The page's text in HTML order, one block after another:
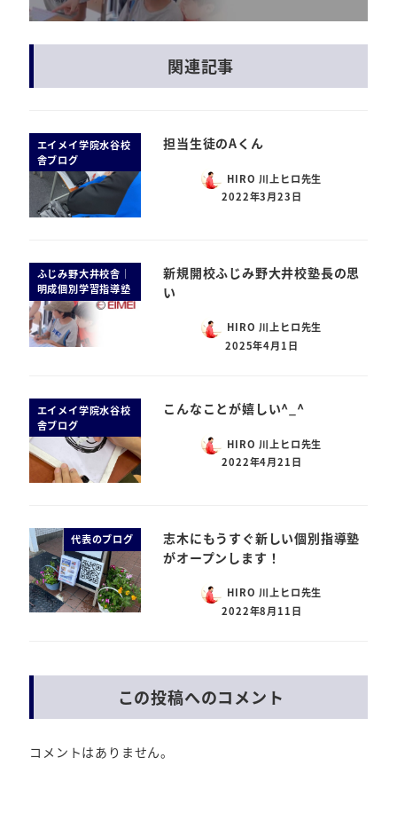
関連記事
エイメイ学院水谷校
舎ブログ
担当生徒のAくん
HIRO 川上ヒロ先生
2022年3月23日
ふじみ野大井校舎｜
明成個別学習指導塾
新規開校ふじみ野大井校塾長の思
い
HIRO 川上ヒロ先生
2025年4月1日
エイメイ学院水谷校
舎ブログ
こんなことが嬉しい^_^
HIRO 川上ヒロ先生
2022年4月21日
代表のブログ
志木にもうすぐ新しい個別指導塾
がオープンします！
HIRO 川上ヒロ先生
2022年8月11日
この投稿へのコメント
コメントはありません。